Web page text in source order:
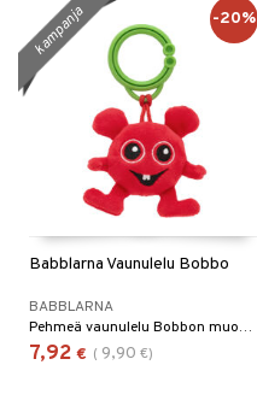
Babblarna Vaunulelu Bobbo
BABBLARNA
Pehmeä vaunulelu Bobbon muodossa.
7,92 € ( 9,90 €)
kampanja -20%